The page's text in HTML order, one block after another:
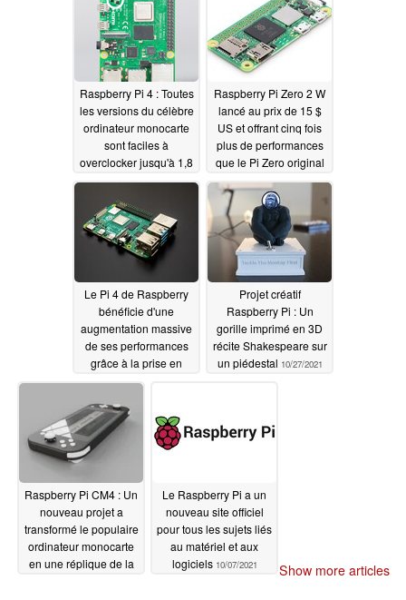
Raspberry Pi 4 : Toutes
les versions du célèbre
ordinateur monocarte
sont faciles à
overclocker jusqu'à 1,8
GHz avec Raspberry Pi
OS Bullseye
Raspberry Pi Zero 2 W
lancé au prix de 15 $
US et offrant cinq fois
plus de performances
que le Pi Zero original
11/03/2021
Le Pi 4 de Raspberry
bénéficie d'une
augmentation massive
de ses performances
grâce à la prise en
charge de Vulkan 1.1
Projet créatif
Raspberry Pi : Un
gorille imprimé en 3D
récite Shakespeare sur
un piédestal 10/27/2021
Raspberry Pi CM4 : Un
nouveau projet a
transformé le populaire
ordinateur monocarte
en une réplique de la
Le Raspberry Pi a un
nouveau site officiel
pour tous les sujets liés
au matériel et aux
logiciels 10/07/2021 Show more articles